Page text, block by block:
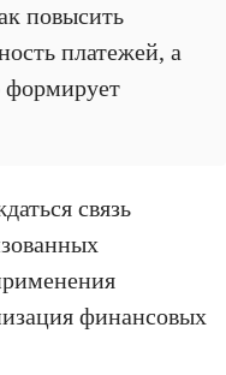
повысить
платежей, а
формирует
связь
финансовых